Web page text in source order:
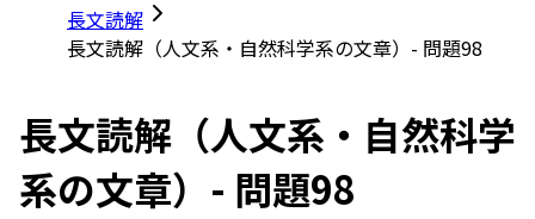
長文読解
長文読解（人文系・自然科学系の文章）- 問題98
長文読解（人文系・自然科学
系の文章）- 問題98